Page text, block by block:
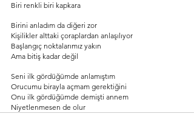
Biri renkli biri kapkara
Birini anladım da diğeri zor
Kişilikler alttaki çoraplardan anlaşılıyor
Başlangıç noktalarımız yakın
Ama bitiş kadar değil
Seni ilk gördüğümde anlamıştım
Orucumu birayla açmam gerektiğini
Onu ilk gördüğümde demişti annem
Niyetlenmesen de olur